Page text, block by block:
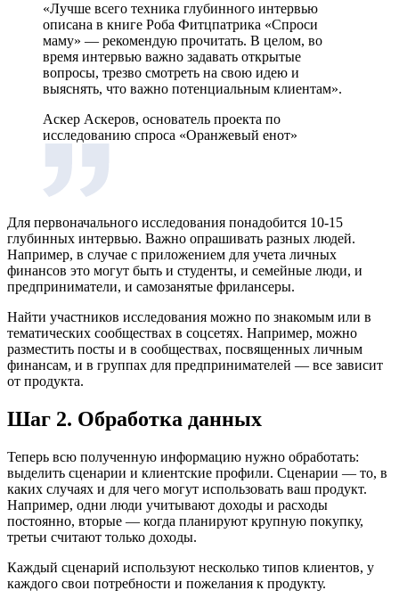
«Лучше всего техника глубинного интервью
описана в книге Роба Фитцпатрика «Спроси
маму» — рекомендую прочитать. В целом, во
время интервью важно задавать открытые
вопросы, трезво смотреть на свою идею и
выяснять, что важно потенциальным клиентам».
Аскер Аскеров, основатель проекта по
исследованию спроса «Оранжевый енот»
Для первоначального исследования понадобится 10-15
глубинных интервью. Важно опрашивать разных людей.
Например, в случае с приложением для учета личных
финансов это могут быть и студенты, и семейные люди, и
предприниматели, и самозанятые фрилансеры.
Найти участников исследования можно по знакомым или в
тематических сообществах в соцсетях. Например, можно
разместить посты и в сообществах, посвященных личным
финансам, и в группах для предпринимателей — все зависит
от продукта.
Шаг 2. Обработка данных
Теперь всю полученную информацию нужно обработать:
выделить сценарии и клиентские профили. Сценарии — то, в
каких случаях и для чего могут использовать ваш продукт.
Например, одни люди учитывают доходы и расходы
постоянно, вторые — когда планируют крупную покупку,
третьи считают только доходы.
Каждый сценарий используют несколько типов клиентов, у
каждого свои потребности и пожелания к продукту.